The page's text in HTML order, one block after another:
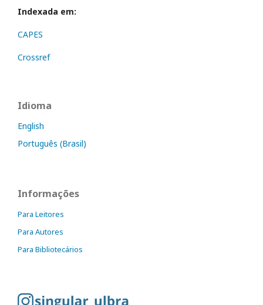
Indexada em:
CAPES
Crossref
Idioma
English
Português (Brasil)
Informações
Para Leitores
Para Autores
Para Bibliotecários